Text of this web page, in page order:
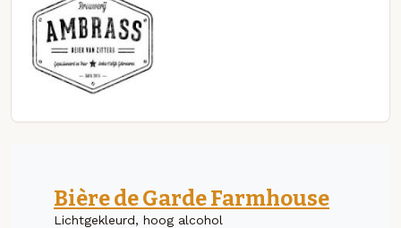
Bière de Garde Farmhouse
Lichtgekleurd, hoog alcohol